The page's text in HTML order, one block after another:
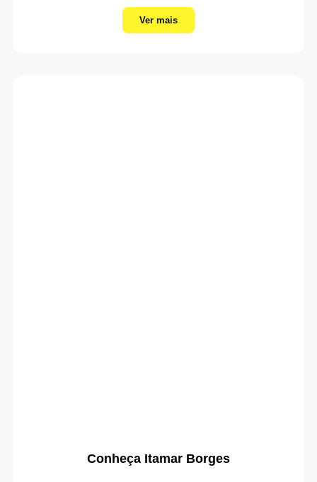
Ver mais
Conheça Itamar Borges